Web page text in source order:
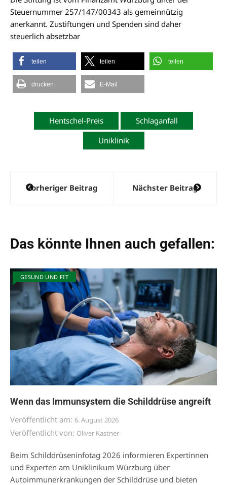
Steuernummer 257/147/00343 als gemeinnützig
anerkannt. Zustiftungen und Spenden sind daher
steuerlich absetzbar
teilen teilen teilen
drucken E-Mail
Hentschel-Preis
Schlaganfall
Uniklinik
Beitragsnavigation
Vorheriger Beitrag Nächster Beitrag
Das könnte Ihnen auch gefallen:
GESUND UND FIT
Wenn das Immunsystem die Schilddrüse angreift
Veröffentlicht am: 6. August 2026
Veröffentlicht von: Oliver Kastner
Beim Schilddrüseninfotag 2026 informieren Expertinnen
und Experten am Uniklinikum Würzburg über
Autoimmunerkrankungen der Schilddrüse und bieten